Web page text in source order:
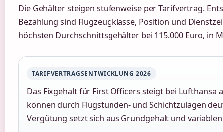
Die Gehälter steigen stufenweise per Tarifvertrag.
Bezahlung sind Flugzeugklasse, Position und
höchsten Durchschnittsgehälter bei 115.000 Euro, in
TARIFVERTRAGSENTWICKLUNG 2026
Das Fixgehalt für First Officers steigt bei Lufthansa
können durch Flugstunden- und Schichtzulagen
Vergütung setzt sich aus Grundgehalt und